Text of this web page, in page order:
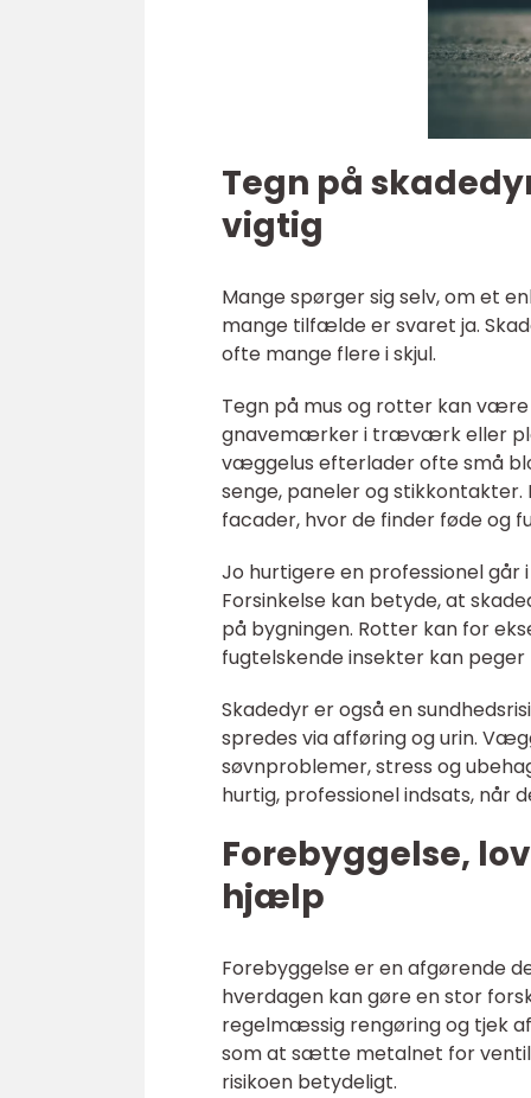
Tegn på
vigtig
Mange spørger sig selv, om et
mange tilfælde er svaret ja.
ofte mange flere i skjul.
Tegn på mus og rotter kan
gnavemærker i træværk eller
væggelus efterlader ofte små
senge, paneler og
facader, hvor de finder føde og
Jo hurtigere en professionel går
Forsinkelse kan betyde, at
på bygningen. Rotter kan for
fugtelskende insekter kan
Skadedyr er også en
spredes via afføring og urin.
søvnproblemer, stress og
hurtig, professionel indsats, når
Forebyggelse,
hjælp
Forebyggelse er en afgørende
hverdagen kan gøre en stor
regelmæssig rengøring og tjek
som at sætte metalnet for
risikoen betydeligt.